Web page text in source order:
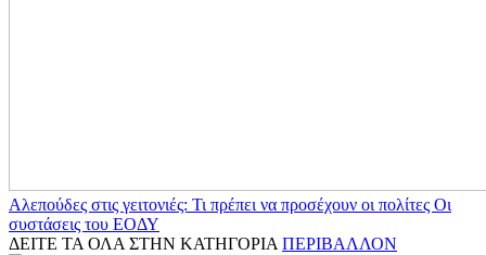
Αλεπούδες στις γειτονιές: Τι πρέπει να προσέχουν οι πολίτες Οι
συστάσεις του ΕΟΔΥ
ΔΕΙΤΕ ΤΑ ΟΛΑ ΣΤΗΝ ΚΑΤΗΓΟΡΙΑ ΠΕΡΙΒΑΛΛΟΝ